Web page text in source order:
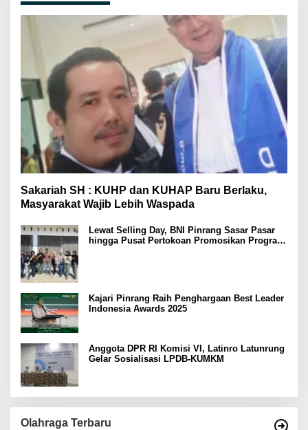
Sakariah SH : KUHP dan KUHAP Baru Berlaku,
Masyarakat Wajib Lebih Waspada
Lewat Selling Day, BNI Pinrang Sasar Pasar
hingga Pusat Pertokoan Promosikan Program
Kajari Pinrang Raih Penghargaan Best Leader
Indonesia Awards 2025
Anggota DPR RI Komisi VI, Latinro Latunrung
Gelar Sosialisasi LPDB-KUMKM
Olahraga Terbaru